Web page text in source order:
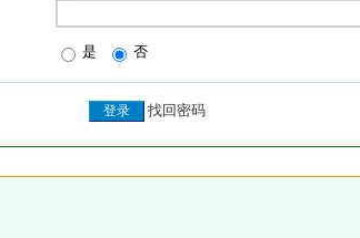
是 否
找回密码